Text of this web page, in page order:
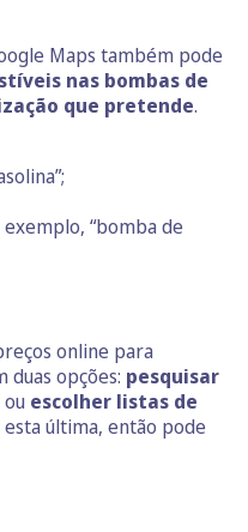
Maps também pode
nas bombas de
que pretende.
“bomba de
online para
duas opções: pesquisar
escolher listas de
esta última, então pode